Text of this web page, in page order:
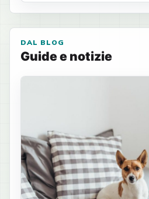
DAL BLOG
Guide e notizie